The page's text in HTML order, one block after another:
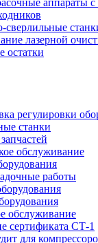
аппараты
сверлильные
лазерной
остатки
регулировки
станки
обслуживание
работы
обслуживание
сертификата СТ-1
для